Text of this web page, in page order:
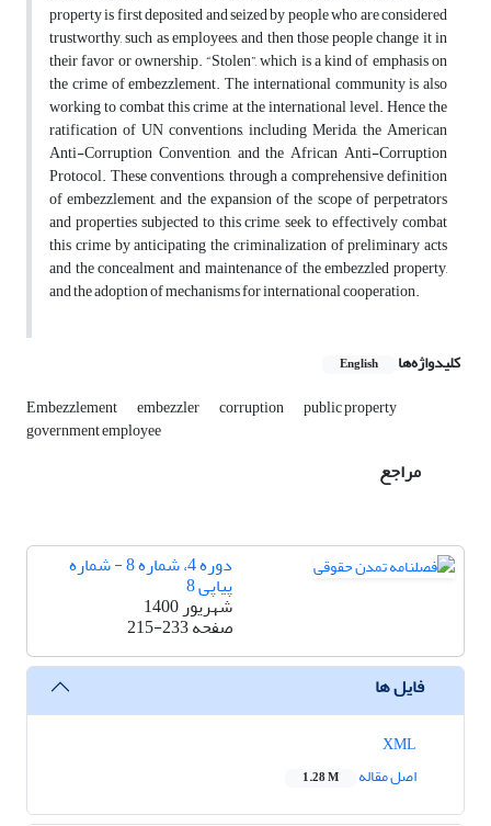
property is first deposited and seized by people who are considered
trustworthy, such as employees, and then those people change it in
their favor or ownership. “Stolen”, which is a kind of emphasis on
the crime of embezzlement. The international community is also
working to combat this crime at the international level. Hence the
ratification of UN conventions, including Merida, the American
Anti-Corruption Convention, and the African Anti-Corruption
Protocol. These conventions, through a comprehensive definition
of embezzlement, and the expansion of the scope of perpetrators
and properties subjected to this crime, seek to effectively combat
this crime by anticipating the criminalization of preliminary acts
and the concealment and maintenance of the embezzled property,
and the adoption of mechanisms for international cooperation.
کلیدواژه‌ها English
Embezzlement embezzler corruption public property
government employee
مراجع
دوره 4، شماره 8 - شماره
پیاپی 8
شهریور 1400
صفحه215-233
فایل ها
اصل مقاله
1.28 M